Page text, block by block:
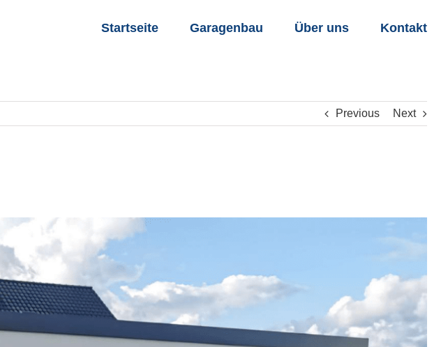
Startseite Garagenbau Über uns Kontakt
Previous Next